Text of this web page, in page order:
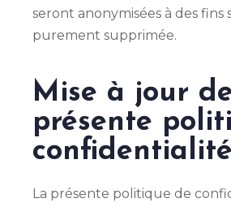
seront anonymisées à des fins
purement supprimée.
Mise à jour
présente
confidentialité
La présente politique de